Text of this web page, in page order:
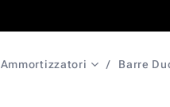
Ammortizzatori Barre